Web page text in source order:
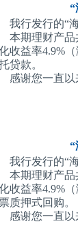
“
我行发行的“
本期理财产品
收益率4.9%
贷款。
感谢您一直
“
我行发行的“
本期理财产品
收益率4.9%
质押式回购。
感谢您一直